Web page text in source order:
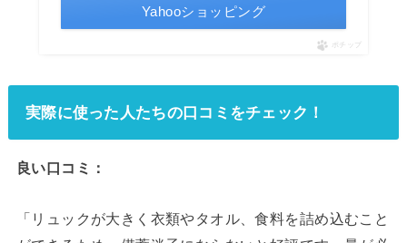
Yahooショッピング
ポチップ
実際に使った人たちの口コミをチェック！
良い口コミ：
「リュックが大きく衣類やタオル、食料を詰め込むこと